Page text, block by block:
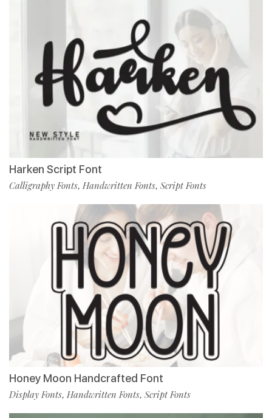
Harken Script Font
Calligraphy Fonts, Handwritten Fonts, Script Fonts
Honey Moon Handcrafted Font
Display Fonts, Handwritten Fonts, Script Fonts